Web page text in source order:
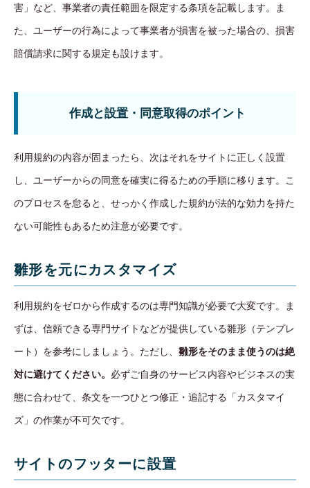
害」など、事業者の責任範囲を限定する条項を記載します。ま
た、ユーザーの行為によって事業者が損害を被った場合の、損害
賠償請求に関する規定も設けます。
作成と設置・同意取得のポイント
利用規約の内容が固まったら、次はそれをサイトに正しく設置
し、ユーザーからの同意を確実に得るための手順に移ります。こ
のプロセスを怠ると、せっかく作成した規約が法的な効力を持た
ない可能性もあるため注意が必要です。
雛形を元にカスタマイズ
利用規約をゼロから作成するのは専門知識が必要で大変です。ま
ずは、信頼できる専門サイトなどが提供している雛形（テンプレ
ート）を参考にしましょう。ただし、 雛形をそのまま使うのは絶
対に避けてください。 必ずご自身のサービス内容やビジネスの実
態に合わせて、条文を一つひとつ修正・追記する「カスタマイ
ズ」の作業が不可欠です。
サイトのフッターに設置